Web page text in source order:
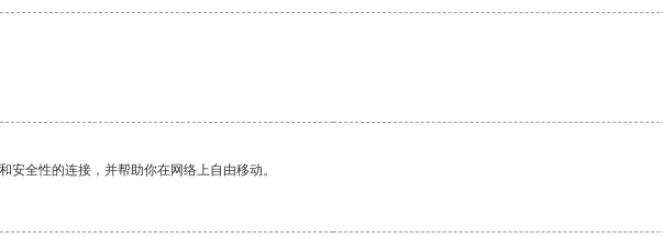
全性的连接，并帮助你在网络上自由移动。